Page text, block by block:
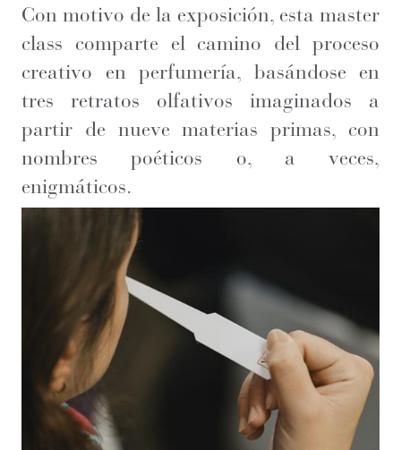
Con motivo de la exposición, esta master
class comparte el camino del proceso
creativo en perfumería, basándose en
tres retratos olfativos imaginados a
partir de nueve materias primas, con
nombres poéticos o, a veces,
enigmáticos.